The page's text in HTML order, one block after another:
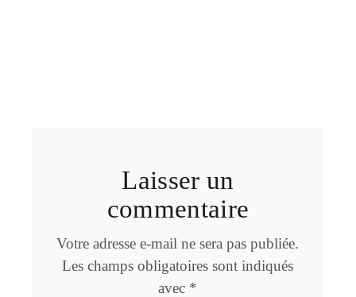
Laisser un
commentaire
Votre adresse e-mail ne sera pas publiée.
Les champs obligatoires sont indiqués
avec *